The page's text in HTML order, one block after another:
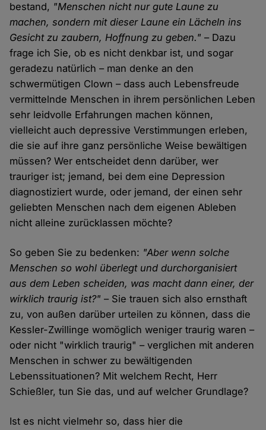
bestand, "Menschen nicht nur gute Laune zu
machen, sondern mit dieser Laune ein Lächeln ins
Gesicht zu zaubern, Hoffnung zu geben." – Dazu
frage ich Sie, ob es nicht denkbar ist, und sogar
geradezu natürlich – man denke an den
schwermütigen Clown – dass auch Lebensfreude
vermittelnde Menschen in ihrem persönlichen Leben
sehr leidvolle Erfahrungen machen können,
vielleicht auch depressive Verstimmungen erleben,
die sie auf ihre ganz persönliche Weise bewältigen
müssen? Wer entscheidet denn darüber, wer
trauriger ist; jemand, bei dem eine Depression
diagnostiziert wurde, oder jemand, der einen sehr
geliebten Menschen nach dem eigenen Ableben
nicht alleine zurücklassen möchte?
So geben Sie zu bedenken: "Aber wenn solche
Menschen so wohl überlegt und durchorganisiert
aus dem Leben scheiden, was macht dann einer, der
wirklich traurig ist?" – Sie trauen sich also ernsthaft
zu, von außen darüber urteilen zu können, dass die
Kessler-Zwillinge womöglich weniger traurig waren –
oder nicht "wirklich traurig" – verglichen mit anderen
Menschen in schwer zu bewältigenden
Lebenssituationen? Mit welchem Recht, Herr
Schießler, tun Sie das, und auf welcher Grundlage?
Ist es nicht vielmehr so, dass hier die